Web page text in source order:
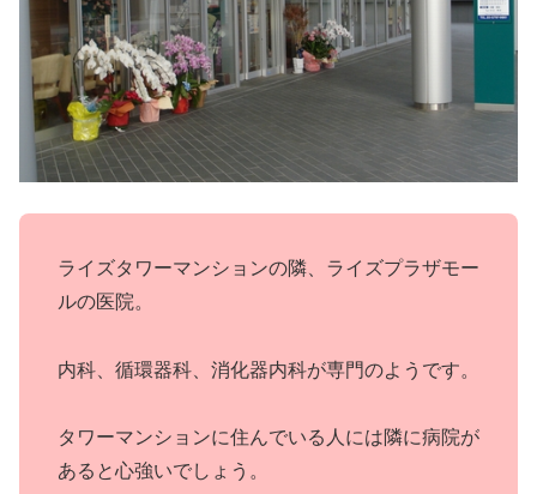
ライズタワーマンションの隣、ライズプラザモー
ルの医院。
内科、循環器科、消化器内科が専門のようです。
タワーマンションに住んでいる人には隣に病院が
あると心強いでしょう。